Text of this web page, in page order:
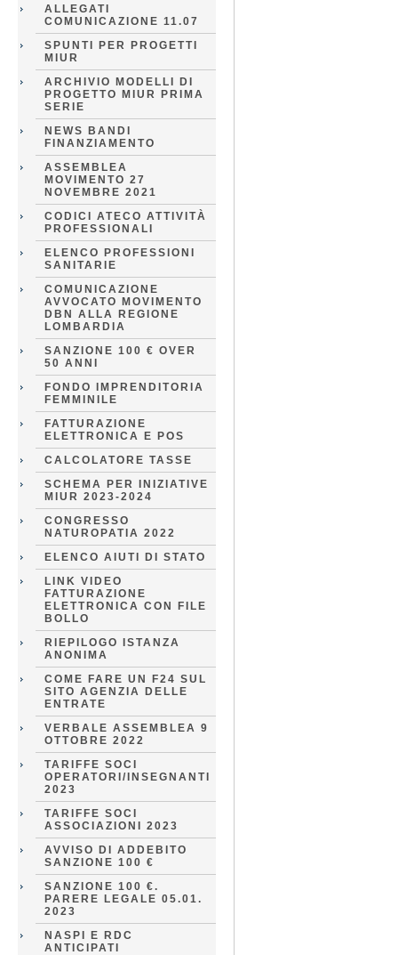
ALLEGATI
COMUNICAZIONE 11.07
SPUNTI PER PROGETTI
MIUR
ARCHIVIO MODELLI DI
PROGETTO MIUR PRIMA
SERIE
NEWS BANDI
FINANZIAMENTO
ASSEMBLEA
MOVIMENTO 27
NOVEMBRE 2021
CODICI ATECO ATTIVITÀ
PROFESSIONALI
ELENCO PROFESSIONI
SANITARIE
COMUNICAZIONE
AVVOCATO MOVIMENTO
DBN ALLA REGIONE
LOMBARDIA
SANZIONE 100 € OVER
50 ANNI
FONDO IMPRENDITORIA
FEMMINILE
FATTURAZIONE
ELETTRONICA E POS
CALCOLATORE TASSE
SCHEMA PER INIZIATIVE
MIUR 2023-2024
CONGRESSO
NATUROPATIA 2022
ELENCO AIUTI DI STATO
LINK VIDEO
FATTURAZIONE
ELETTRONICA CON FILE
BOLLO
RIEPILOGO ISTANZA
ANONIMA
COME FARE UN F24 SUL
SITO AGENZIA DELLE
ENTRATE
VERBALE ASSEMBLEA 9
OTTOBRE 2022
TARIFFE SOCI
OPERATORI/INSEGNANTI
2023
TARIFFE SOCI
ASSOCIAZIONI 2023
AVVISO DI ADDEBITO
SANZIONE 100 €
SANZIONE 100 €.
PARERE LEGALE 05.01.
2023
NASPI E RDC
ANTICIPATI